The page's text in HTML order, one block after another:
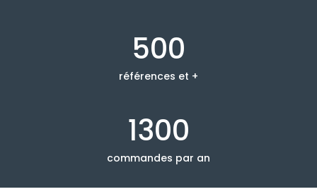
500
références et +
1300
commandes par an